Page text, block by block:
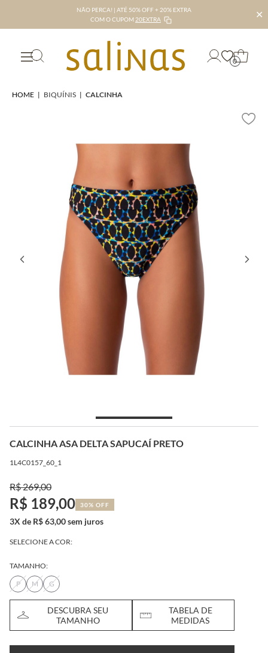
NÃO PERCA! | ATÉ 50% OFF + 20% EXTRA
COM O CUPOM 20EXTRA ✕
0
HOME | BIQUÍNIS | CALCINHA
CALCINHA ASA DELTA SAPUCAÍ PRETO
1L4C0157_60_1
R$ 269,00
R$ 189,00 30% OFF
3X de R$ 63,00 sem juros
SELECIONE A COR:
TAMANHO:
P
M G
DESCUBRA SEU
TAMANHO
TABELA DE
MEDIDAS